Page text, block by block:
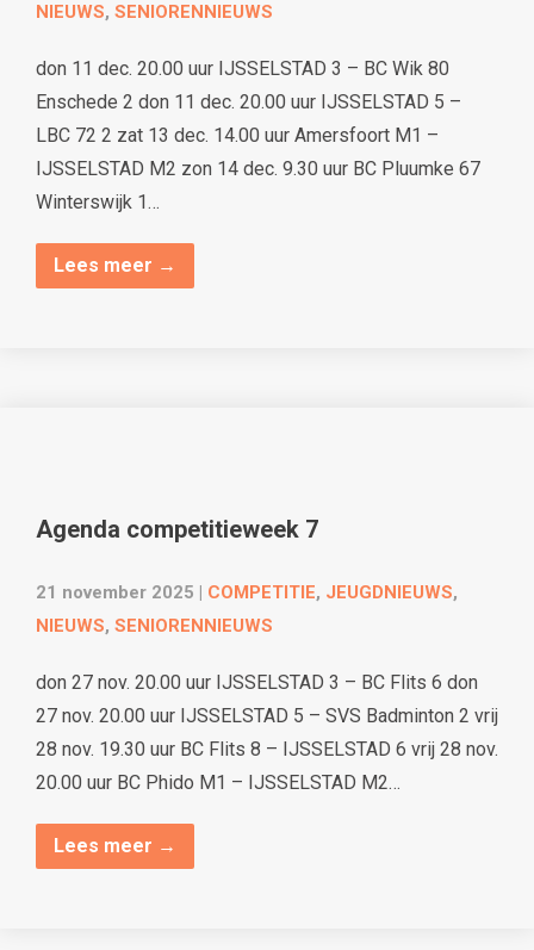
NIEUWS, SENIORENNIEUWS
don 11 dec. 20.00 uur IJSSELSTAD 3 – BC Wik 80
Enschede 2 don 11 dec. 20.00 uur IJSSELSTAD 5 –
LBC 72 2 zat 13 dec. 14.00 uur Amersfoort M1 –
IJSSELSTAD M2 zon 14 dec. 9.30 uur BC Pluumke 67
Winterswijk 1…
Lees meer →
Agenda competitieweek 7
21 november 2025 COMPETITIE, JEUGDNIEUWS,
NIEUWS, SENIORENNIEUWS
don 27 nov. 20.00 uur IJSSELSTAD 3 – BC Flits 6 don
27 nov. 20.00 uur IJSSELSTAD 5 – SVS Badminton 2 vrij
28 nov. 19.30 uur BC Flits 8 – IJSSELSTAD 6 vrij 28 nov.
20.00 uur BC Phido M1 – IJSSELSTAD M2…
Lees meer →